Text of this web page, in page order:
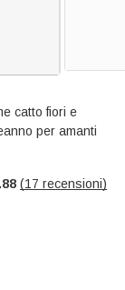
catto fiori e
per amanti
(17 recensioni)